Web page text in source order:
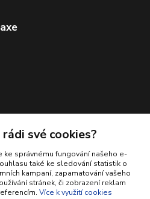
své cookies?
ke správnému fungování našeho e-
také ke sledování statistik o
kampaní, zapamatování vašeho
stránek, či zobrazení reklam
Více k využití cookies